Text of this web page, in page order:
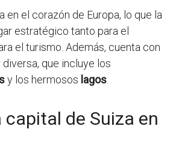
en el corazón de Europa, lo que la
estratégico tanto para el
el turismo. Además, cuenta con
que incluye los
y los hermosos lagos.
capital de Suiza en